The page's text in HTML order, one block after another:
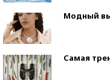
Модный
Самая